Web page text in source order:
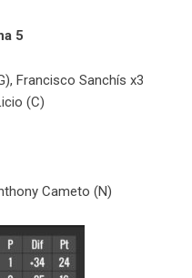
5
Francisco Sanchís x3
(C)
Cameto (N)